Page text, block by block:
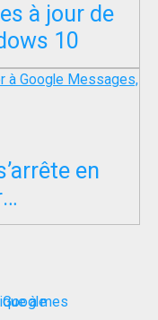
à jour de
10
en